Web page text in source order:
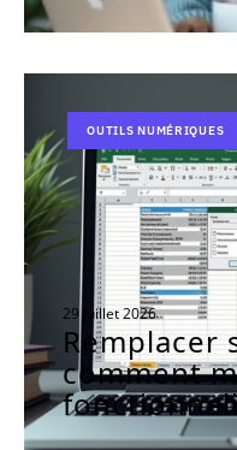
OUTILS NUMÉRIQUES
29 juillet 2026
Remplacer
comment